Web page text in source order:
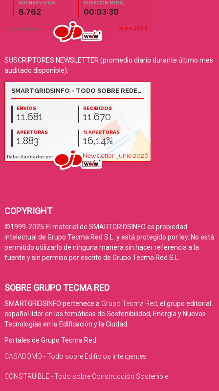
SUSCRIPTORES NEWSLETTER (promedio diario durante último mes
auditado disponible):
COPYRIGHT
©1999-2025 El material de SMARTGRIDSINFO es propiedad
intelectual de Grupo Tecma Red S.L. y está protegido por ley. No está
permitido utilizarlo de ninguna manera sin hacer referencia a la
fuente y sin permiso por escrito de Grupo Tecma Red S.L.
SOBRE GRUPO TECMA RED
SMARTGRIDSINFO pertenece a Grupo Tecma Red, el grupo editorial
español líder en las temáticas de Sostenibilidad, Energía y Nuevas
Tecnologías en la Edificación y la Ciudad.
Portales de Grupo Tecma Red:
CASADOMO - Todo sobre Edificios Inteligentes
CONSTRUIBLE - Todo sobre Construcción Sostenible